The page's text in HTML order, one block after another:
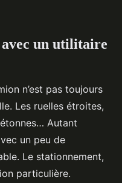
un utilitaire
n’est pas toujours
Les ruelles étroites,
Autant
un peu de
Le stationnement,
particulière.